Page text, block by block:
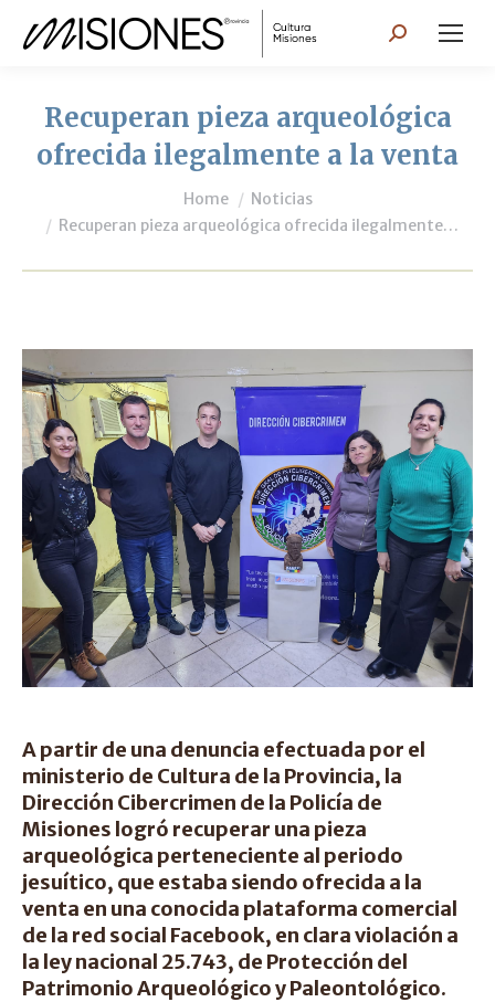
Search:
Recuperan pieza arqueológica
ofrecida ilegalmente a la venta
Home
Noticias
Recuperan pieza arqueológica ofrecida ilegalmente…
A partir de una denuncia efectuada por el
ministerio de Cultura de la Provincia, la
Dirección Cibercrimen de la Policía de
Misiones logró recuperar una pieza
arqueológica perteneciente al periodo
jesuítico, que estaba siendo ofrecida a la
venta en una conocida plataforma comercial
de la red social Facebook, en clara violación a
la ley nacional 25.743, de Protección del
Patrimonio Arqueológico y Paleontológico.